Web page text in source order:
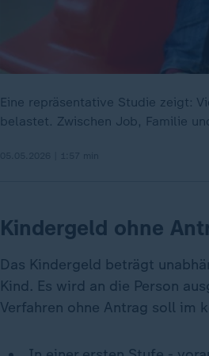
Eine repräsentative Studie zeigt:
belastet. Zwischen Job, Familie
Kindergeld ohne
Das Kindergeld beträgt
Kind. Es wird an die Person
Verfahren ohne Antrag soll im